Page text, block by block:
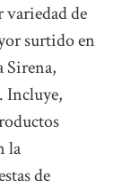
variedad de
surtido en
Sirena,
Incluye,
la
de